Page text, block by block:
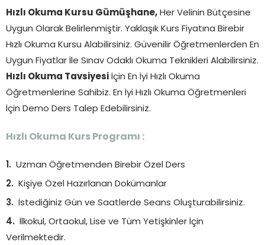
Hızlı Okuma Kursu Gümüşhane, Her Velinin Bütçesine
Uygun Olarak Belirlenmiştir. Yaklaşık Kurs Fiyatına Birebir
Hızlı Okuma Kursu Alabilirsiniz. Güvenilir Öğretmenlerden En
Uygun Fiyatlar İle Sınav Odaklı Okuma Teknikleri Alabilirsiniz.
Hızlı Okuma Tavsiyesi
İçin En İyi Hızlı Okuma
Öğretmenlerine Sahibiz. En İyi Hızlı Okuma Öğretmenleri
İçin Demo Ders Talep Edebilirsiniz.
Hızlı Okuma Kurs Programı :
Uzman Öğretmenden Birebir Özel Ders
Kişiye Özel Hazırlanan Dokümanlar
İstediğiniz Gün ve Saatlerde Seans Oluşturabilirsiniz.
İlkokul, Ortaokul, Lise ve Tüm Yetişkinler İçin
Verilmektedir.